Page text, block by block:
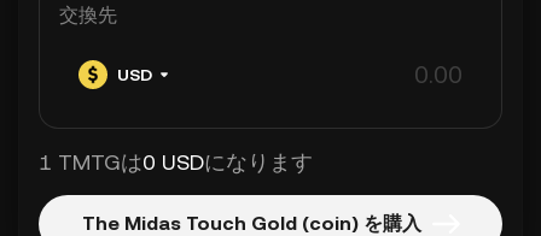
交換先
USD
1 TMTGは0 USDになります
The Midas Touch Gold (coin) を購入